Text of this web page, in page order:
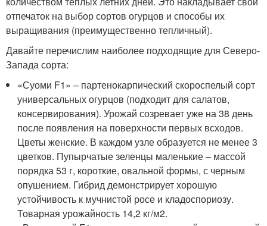
отпечаток на выбор сортов огурцов и способы их
выращивания (преимущественно тепличный).
Давайте перечислим наиболее подходящие для Северо-
Запада сорта:
«Суоми F1» – партенокарпический скороспелый сорт
универсальных огурцов (подходит для салатов,
консервирования). Урожай созревает уже на 38 день
после появления на поверхности первых всходов.
Цветы женские. В каждом узле образуется не менее 3
цветков. Пупырчатые зеленцы маленькие – массой
порядка 53 г, короткие, овальной формы, с черным
опушением. Гибрид демонстрирует хорошую
устойчивость к мучнистой росе и кладоспориозу.
Товарная урожайность 14,2 кг/м2.